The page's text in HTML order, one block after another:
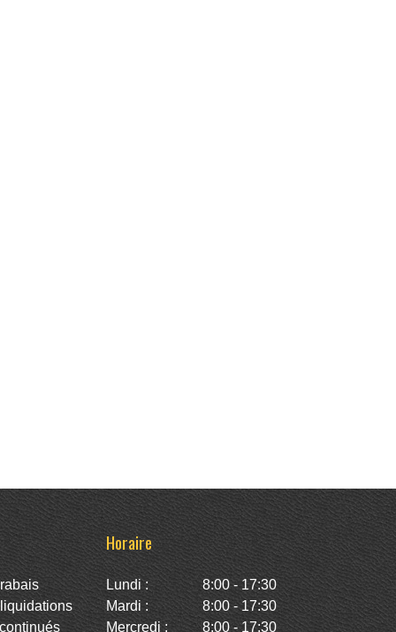
Horaire
Lundi :
8:00 - 17:30
Mardi :
8:00 - 17:30
Mercredi :
8:00 - 17:30